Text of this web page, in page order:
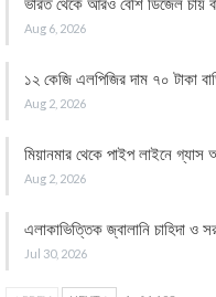
ভারত থেকে আরও বেশি ডিজেল চায়
Aug 6, 2026
১২ কেজি এলপিজির দাম ৭০ টাকা
Aug 2, 2026
মিয়ানমার থেকে পাইপ লাইনে গ্যাস
Aug 2, 2026
এলাকাভিত্তিক জ্বালানি চাহিদা ও
Jul 30, 2026